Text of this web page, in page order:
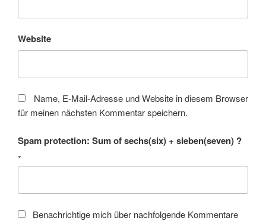
Website
Name, E-Mail-Adresse und Website in diesem Browser
für meinen nächsten Kommentar speichern.
Spam protection: Sum of sechs(six) + sieben(seven) ?
*
Benachrichtige mich über nachfolgende Kommentare